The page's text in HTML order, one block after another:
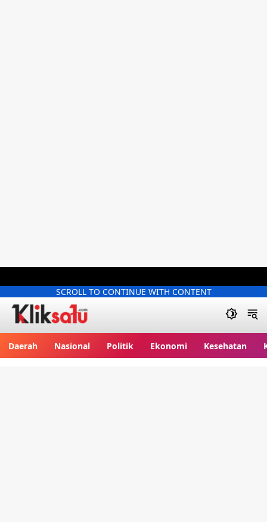
SCROLL TO CONTINUE WITH CONTENT
Daerah Nasional Politik Ekonomi Kesehatan